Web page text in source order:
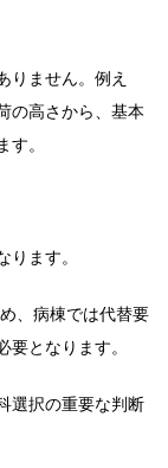
りません。例え
の高さから、基本
す。
ります。
、病棟では代替要
要となります。
選択の重要な判断